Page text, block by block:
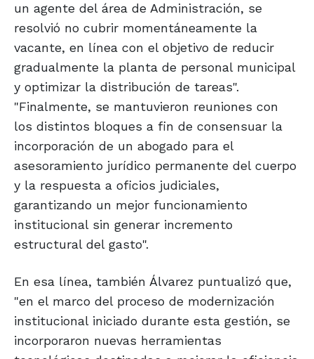
un agente del área de Administración, se
resolvió no cubrir momentáneamente la
vacante, en línea con el objetivo de reducir
gradualmente la planta de personal municipal
y optimizar la distribución de tareas".
"Finalmente, se mantuvieron reuniones con
los distintos bloques a fin de consensuar la
incorporación de un abogado para el
asesoramiento jurídico permanente del cuerpo
y la respuesta a oficios judiciales,
garantizando un mejor funcionamiento
institucional sin generar incremento
estructural del gasto".
En esa línea, también Álvarez puntualizó que,
"en el marco del proceso de modernización
institucional iniciado durante esta gestión, se
incorporaron nuevas herramientas